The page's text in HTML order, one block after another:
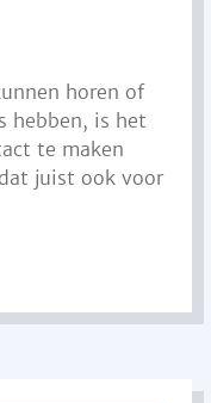
horen of
hebben, is het
te maken
juist ook voor